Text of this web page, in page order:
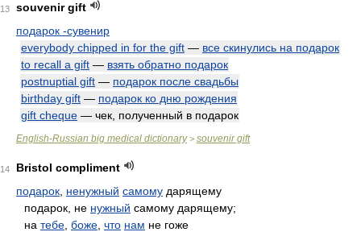
13
souvenir gift
подарок -сувенир
everybody chipped in for the gift — все скинулись на подарок
to recall a gift — взять обратно подарок
postnuptial gift — подарок после свадьбы
birthday gift — подарок ко дню рождения
gift cheque — чек, полученный в подарок
English-Russian big medical dictionary> souvenir gift
14
Bristol compliment
подарок ненужный самому дарящему
подарок, не нужный самому дарящему;
на тебе боже что нам не гоже